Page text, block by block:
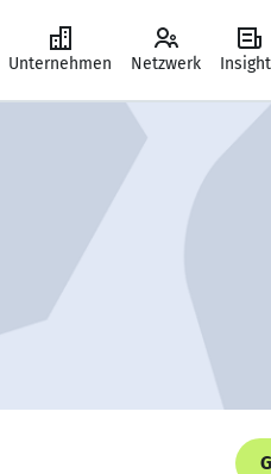
Unternehmen Netzwerk